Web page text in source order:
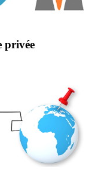
privée